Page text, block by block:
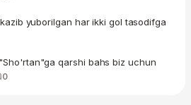
yuborilgan har ikki gol tasodifga
qarshi bahs biz uchun
0